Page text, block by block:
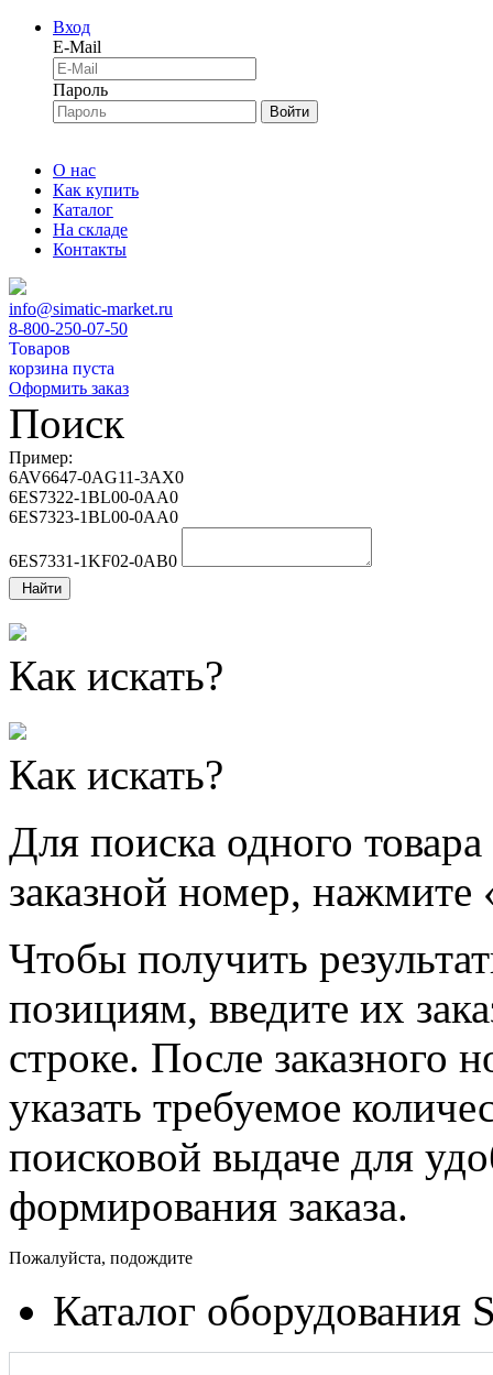
Вход
E-Mail
Пароль
Войти
О нас
Как купить
Каталог
На складе
Контакты
info@simatic-market.ru
8-800-250-07-50
Товаров
корзина пуста
Оформить заказ
Поиск
Пример:
6AV6647-0AG11-3AX0
6ES7322-1BL00-0AA0
6ES7323-1BL00-0AA0
6ES7331-1KF02-0AB0
Найти
Как искать?
Как искать?
Для поиска одного
заказной номер, нажмите
Чтобы получить
позициям, введите их
строке. После заказного
указать требуемое
поисковой выдаче для
формирования заказа.
Пожалуйста, подождите
Каталог оборудования